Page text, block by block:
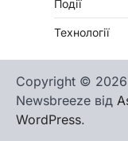
Події
Технології
Copyright © 2026
Newsbreeze від
WordPress.